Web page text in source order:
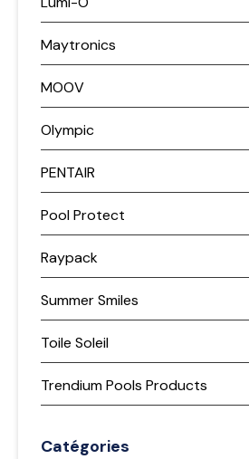
Maytronics
MOOV
Olympic
PENTAIR
Pool Protect
Raypack
Summer Smiles
Toile Soleil
Trendium Pools Products
Catégories